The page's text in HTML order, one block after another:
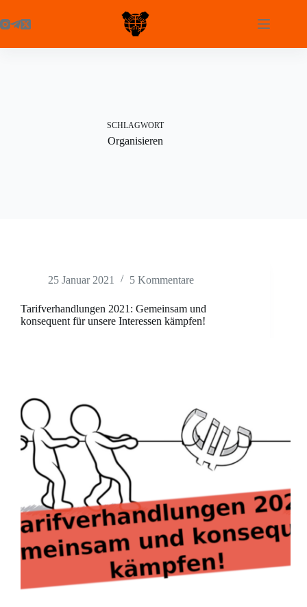
Inhalt
springen
SCHLAGWORT
Organisieren
25 Januar 2021 5 Kommentare
Tarifverhandlungen 2021: Gemeinsam und
konsequent für unsere Interessen kämpfen!